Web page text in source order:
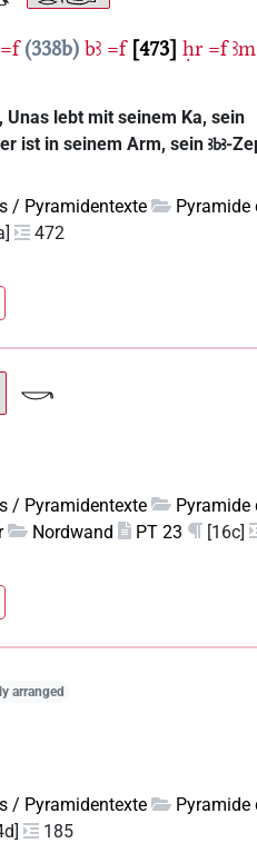
=f 338b bꜣ =f 473 ḥr =f
lebt mit seinem Ka, sein
ist in seinem Arm, sein ꜣbꜣ-
/ Pyramidentexte
Pyramide
472
/ Pyramidentexte
Pyramide
Nordwand PT 23 [16c]
arranged
/ Pyramidentexte
Pyramide
185